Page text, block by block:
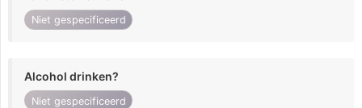
Niet gespecificeerd
Alcohol drinken?
Niet gespecificeerd